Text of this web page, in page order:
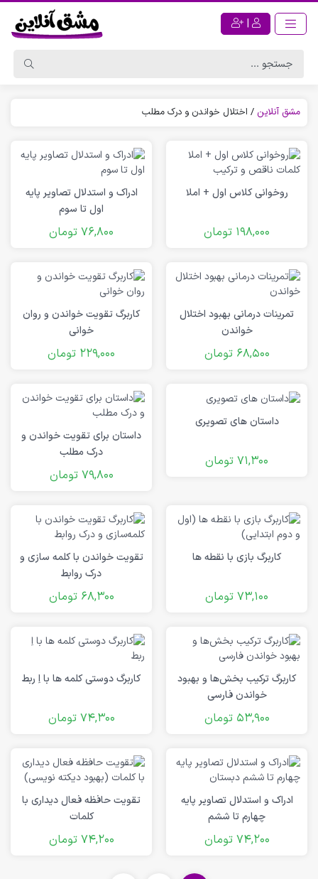
|
مشق آنلاین / اختلال خواندن و درک مطلب
روخوانی کلاس اول + املا
198,000 تومان
ادراک و استدلال تصاویر پایه
اول تا سوم
76,800 تومان
تمرینات درمانی بهبود اختلال
خواندن
68,500 تومان
کاربرگ تقویت خواندن و روان
خوانی
229,000 تومان
داستان های تصویری
71,300 تومان
داستان‌ برای تقویت خواندن و
درک مطلب
79,800 تومان
کاربرگ بازی با نقطه ها
73,100 تومان
تقویت خواندن با کلمه‌ سازی و
درک روابط
68,300 تومان
کاربرگ ترکیب بخش‌ها و بهبود
خواندن فارسی
53,900 تومان
کاربرگ دوستی کلمه ها با اِ ربط
74,300 تومان
ادراک و استدلال تصاویر پایه
چهارم تا ششم
74,200 تومان
تقویت حافظه فعال دیداری با
کلمات
74,200 تومان